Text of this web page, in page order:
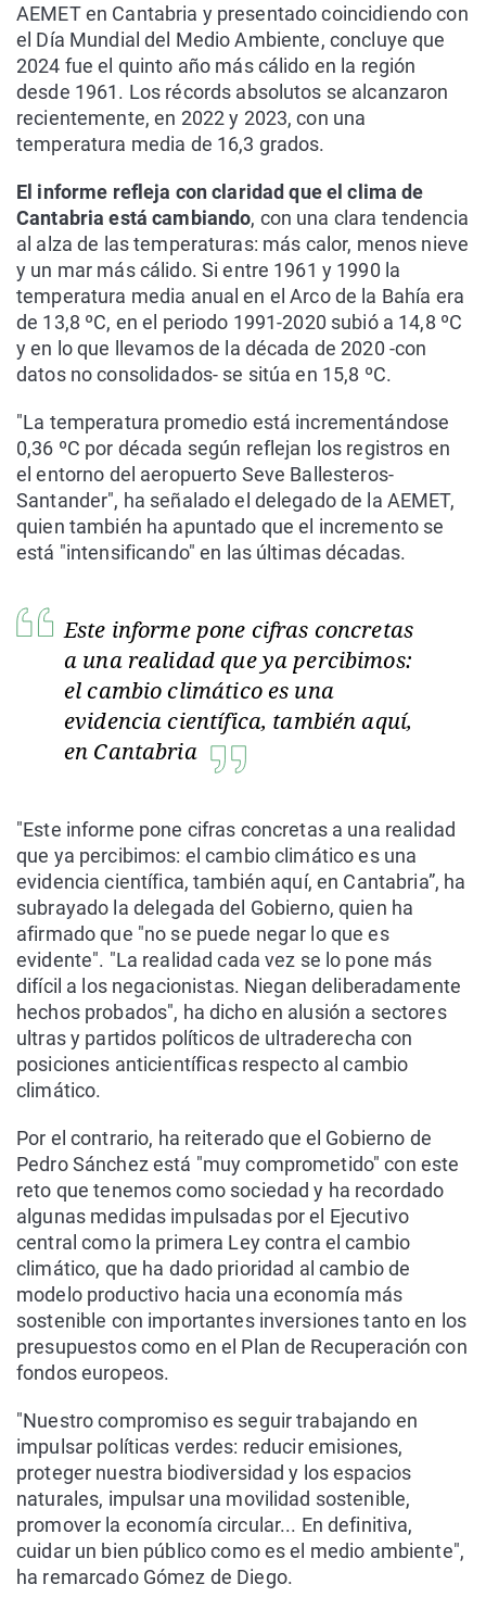
AEMET en Cantabria y presentado coincidiendo con
el Día Mundial del Medio Ambiente, concluye que
2024 fue el quinto año más cálido en la región
desde 1961. Los récords absolutos se alcanzaron
recientemente, en 2022 y 2023, con una
temperatura media de 16,3 grados.
El informe refleja con claridad que el clima de
Cantabria está cambiando, con una clara tendencia
al alza de las temperaturas: más calor, menos nieve
y un mar más cálido. Si entre 1961 y 1990 la
temperatura media anual en el Arco de la Bahía era
de 13,8 ºC, en el periodo 1991-2020 subió a 14,8 ºC
y en lo que llevamos de la década de 2020 -con
datos no consolidados- se sitúa en 15,8 ºC.
"La temperatura promedio está incrementándose
0,36 ºC por década según reflejan los registros en
el entorno del aeropuerto Seve Ballesteros-
Santander", ha señalado el delegado de la AEMET,
quien también ha apuntado que el incremento se
está "intensificando" en las últimas décadas.
Este informe pone cifras concretas
a una realidad que ya percibimos:
el cambio climático es una
evidencia científica, también aquí,
en Cantabria
"Este informe pone cifras concretas a una realidad
que ya percibimos: el cambio climático es una
evidencia científica, también aquí, en Cantabria”, ha
subrayado la delegada del Gobierno, quien ha
afirmado que "no se puede negar lo que es
evidente". "La realidad cada vez se lo pone más
difícil a los negacionistas. Niegan deliberadamente
hechos probados", ha dicho en alusión a sectores
ultras y partidos políticos de ultraderecha con
posiciones anticientíficas respecto al cambio
climático.
Por el contrario, ha reiterado que el Gobierno de
Pedro Sánchez está "muy comprometido" con este
reto que tenemos como sociedad y ha recordado
algunas medidas impulsadas por el Ejecutivo
central como la primera Ley contra el cambio
climático, que ha dado prioridad al cambio de
modelo productivo hacia una economía más
sostenible con importantes inversiones tanto en los
presupuestos como en el Plan de Recuperación con
fondos europeos.
"Nuestro compromiso es seguir trabajando en
impulsar políticas verdes: reducir emisiones,
proteger nuestra biodiversidad y los espacios
naturales, impulsar una movilidad sostenible,
promover la economía circular... En definitiva,
cuidar un bien público como es el medio ambiente",
ha remarcado Gómez de Diego.